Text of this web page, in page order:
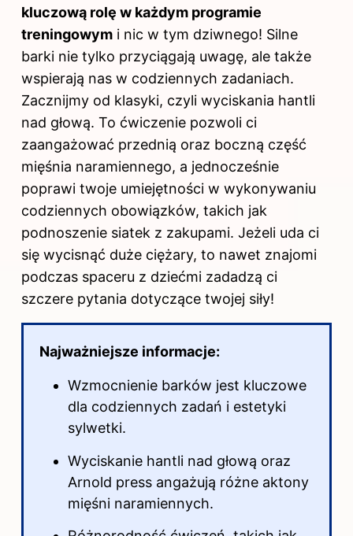
kluczową rolę w każdym programie
treningowym i nic w tym dziwnego! Silne
barki nie tylko przyciągają uwagę, ale także
wspierają nas w codziennych zadaniach.
Zacznijmy od klasyki, czyli wyciskania hantli
nad głową. To ćwiczenie pozwoli ci
zaangażować przednią oraz boczną część
mięśnia naramiennego, a jednocześnie
poprawi twoje umiejętności w wykonywaniu
codziennych obowiązków, takich jak
podnoszenie siatek z zakupami. Jeżeli uda ci
się wycisnąć duże ciężary, to nawet znajomi
podczas spaceru z dziećmi zadadzą ci
szczere pytania dotyczące twojej siły!
Najważniejsze informacje:
Wzmocnienie barków jest kluczowe
dla codziennych zadań i estetyki
sylwetki.
Wyciskanie hantli nad głową oraz
Arnold press angażują różne aktony
mięśni naramiennych.